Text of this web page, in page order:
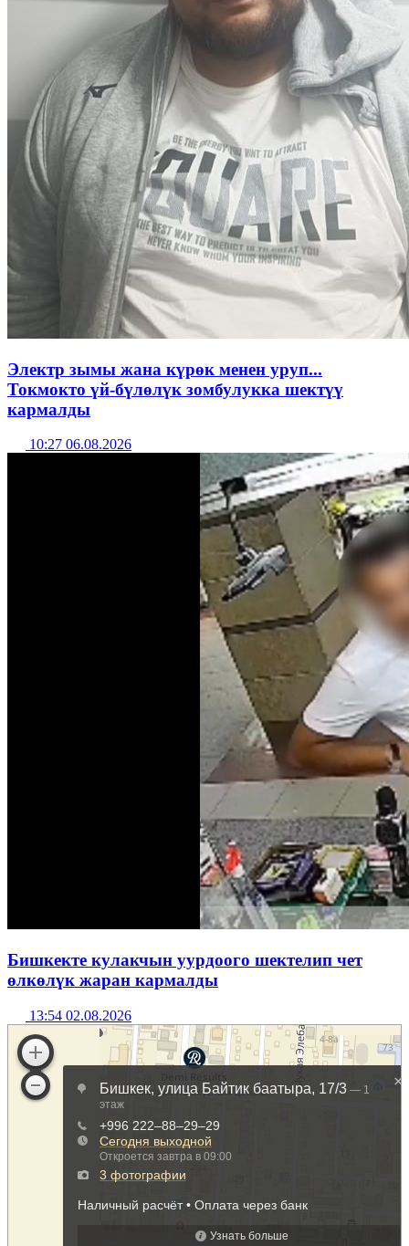
Электр зымы жана күрөк менен уруп...
Токмокто үй-бүлөлүк зомбулукка шектүү
кармалды
10:27 06.08.2026
Бишкекте кулакчын уурдоого шектелип чет
өлкөлүк жаран кармалды
13:54 02.08.2026